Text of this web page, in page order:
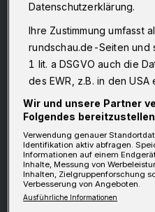
Datenschutzerklärung.
Ihre Zustimmung umfasst
rundschau.de-Seiten und
1 lit. a DSGVO auch die
des EWR, z.B. in den USA
Wir und unsere Partner
Folgendes
Verwendung genauer
Identifikation aktiv abfragen.
Informationen auf einem
Inhalte, Messung von
Inhalten, Zielgruppenforschung
Verbesserung von Angeboten.
Ausführliche Informationen